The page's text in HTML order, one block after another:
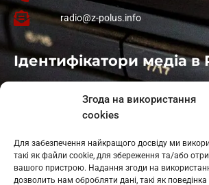
Згода на використання
cookies
Для забезпечення найкращого досвіду ми
такі як файли cookie, для збереження та/або
вашого пристрою. Надання згоди на
дозволить нам обробляти дані, такі як поведінка
radio@z-polus.info
Ідентифікатори медіа в
: L11-01410
: L11-01801
Косів: L11-01805
Гарасимів: L11-02274